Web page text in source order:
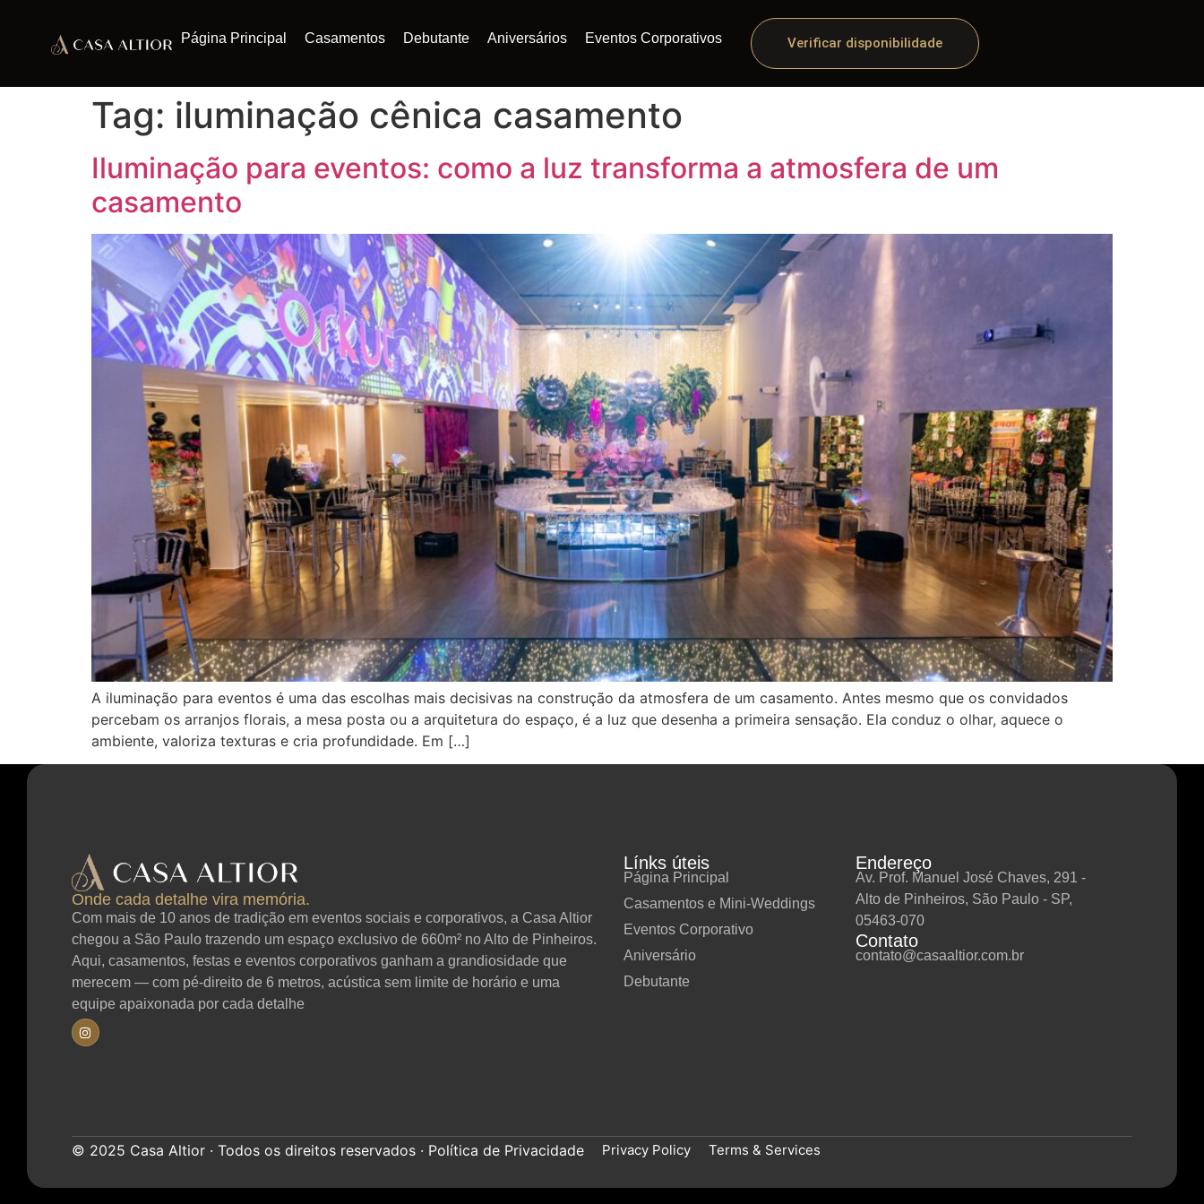
Página Principal Casamentos Debutante Aniversários Eventos Corporativos Verificar disponibilidade
Tag: iluminação cênica casamento
Iluminação para eventos: como a luz transforma a atmosfera de um
casamento
A iluminação para eventos é uma das escolhas mais decisivas na construção da atmosfera de um casamento. Antes mesmo que os convidados
percebam os arranjos florais, a mesa posta ou a arquitetura do espaço, é a luz que desenha a primeira sensação. Ela conduz o olhar, aquece o
ambiente, valoriza texturas e cria profundidade. Em […]
Onde cada detalhe vira memória.
Com mais de 10 anos de tradição em eventos sociais e corporativos, a Casa Altior
chegou a São Paulo trazendo um espaço exclusivo de 660m² no Alto de Pinheiros.
Aqui, casamentos, festas e eventos corporativos ganham a grandiosidade que
merecem — com pé-direito de 6 metros, acústica sem limite de horário e uma
equipe apaixonada por cada detalhe
Línks úteis
Página Principal
Casamentos e Mini-Weddings
Eventos Corporativo
Aniversário
Debutante
Endereço
Av. Prof. Manuel José Chaves, 291 -
Alto de Pinheiros, São Paulo - SP,
05463-070
Contato
contato@casaaltior.com.br
© 2025 Casa Altior · Todos os direitos reservados · Política de Privacidade Privacy Policy Terms & Services